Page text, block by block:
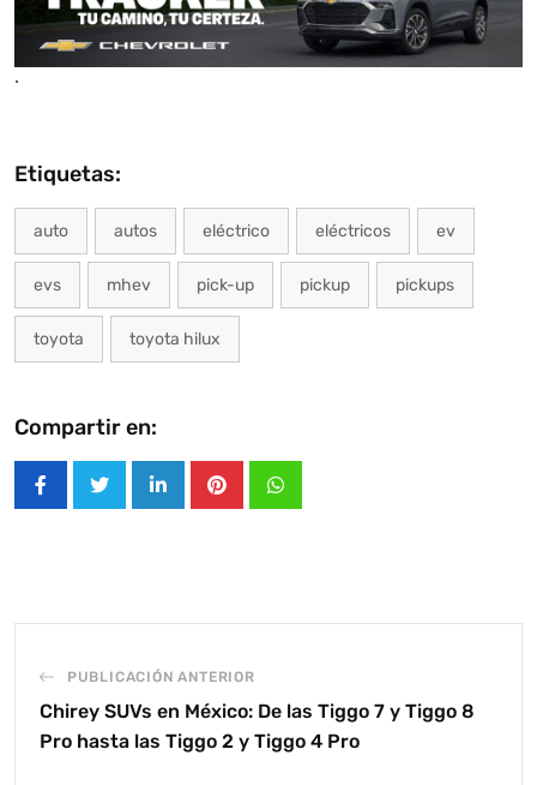
.
Etiquetas:
auto autos eléctrico eléctricos ev
evs mhev pick-up pickup pickups
toyota toyota hilux
Compartir en:
LinkedInPinterestWhatsapp
PUBLICACIÓN ANTERIOR
Chirey SUVs en México: De las Tiggo 7 y Tiggo 8
Pro hasta las Tiggo 2 y Tiggo 4 Pro